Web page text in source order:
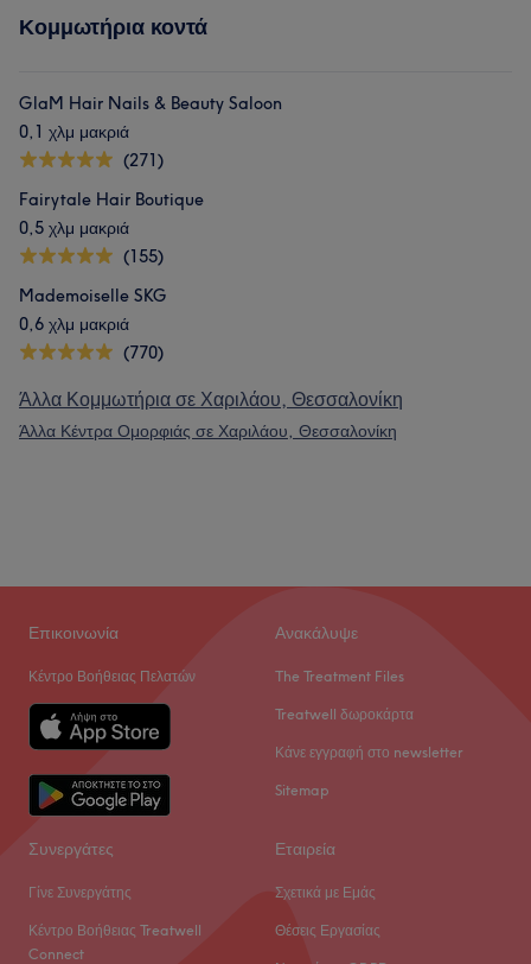
Κομμωτήρια κοντά
GlaM Hair Nails & Beauty Saloon
0,1 χλμ μακριά
(271)
Fairytale Hair Boutique
0,5 χλμ μακριά
(155)
Mademoiselle SKG
0,6 χλμ μακριά
(770)
Άλλα Κομμωτήρια σε Χαριλάου, Θεσσαλονίκη
Άλλα Κέντρα Ομορφιάς σε Χαριλάου, Θεσσαλονίκη
Επικοινωνία
Κέντρο Βοήθειας Πελατών
Ανακάλυψε
The Treatment Files
Treatwell δωροκάρτα
Κάνε εγγραφή στο newsletter
Sitemap
Συνεργάτες
Γίνε Συνεργάτης
Κέντρο Βοήθειας Treatwell
Connect
Εταιρεία
Σχετικά με Εμάς
Θέσεις Εργασίας